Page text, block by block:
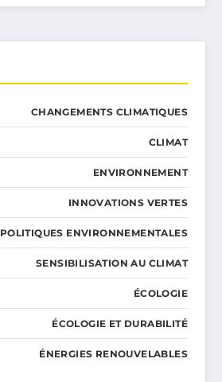
CHANGEMENTS CLIMATIQUES
CLIMAT
ENVIRONNEMENT
INNOVATIONS VERTES
POLITIQUES ENVIRONNEMENTALES
SENSIBILISATION AU CLIMAT
ÉCOLOGIE
ÉCOLOGIE ET DURABILITÉ
ÉNERGIES RENOUVELABLES